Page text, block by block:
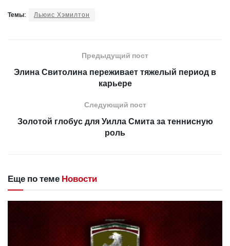
Темы: Льюис Хэмилтон
Предыдущий пост
Элина Свитолина переживает тяжелый период в
карьере
Следующий пост
Золотой глобус для Уилла Смита за теннисную
роль
Еще по теме Новости